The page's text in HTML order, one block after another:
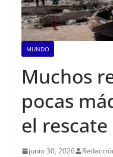
MUNDO
Muchos
pocas
el
junio 30, 2026